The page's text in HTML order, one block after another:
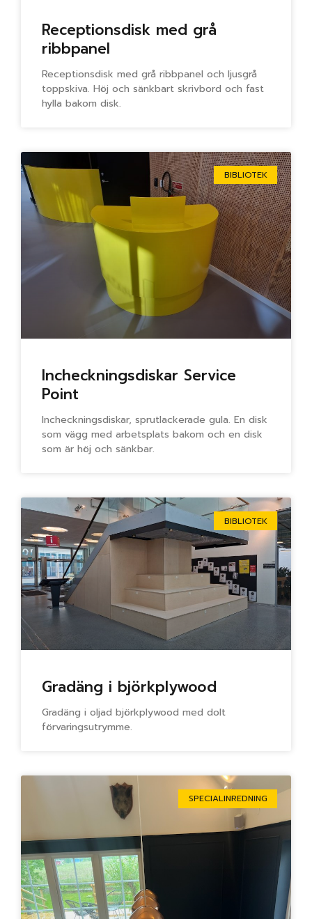
Receptionsdisk med grå
ribbpanel
Receptionsdisk med grå ribbpanel och ljusgrå
toppskiva. Höj och sänkbart skrivbord och fast
hylla bakom disk.
BIBLIOTEK
Incheckningsdiskar Service
Point
Incheckningsdiskar, sprutlackerade gula. En disk
som vägg med arbetsplats bakom och en disk
som är höj och sänkbar.
BIBLIOTEK
Gradäng i björkplywood
Gradäng i oljad björkplywood med dolt
förvaringsutrymme.
SPECIALINREDNING